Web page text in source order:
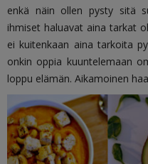
enkä näin ollen pysty sitä
ihmiset haluavat aina tarkat
ei kuitenkaan aina tarkoita
onkin oppia kuuntelemaan
loppu elämän. Aikamoinen